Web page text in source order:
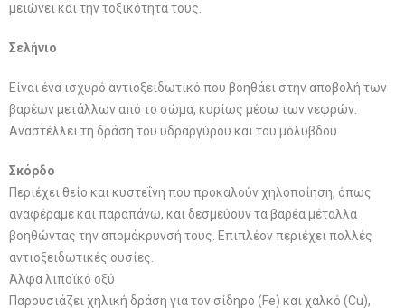
μειώνει και την τοξικότητά τους.
Σελήνιο
Είναι ένα ισχυρό αντιοξειδωτικό που βοηθάει στην αποβολή των
βαρέων μετάλλων από το σώμα, κυρίως μέσω των νεφρών.
Αναστέλλει τη δράση του υδραργύρου και του μόλυβδου.
Σκόρδο
Περιέχει θείο και κυστεΐνη που προκαλούν χηλοποίηση, όπως
αναφέραμε και παραπάνω, και δεσμεύουν τα βαρέα μέταλλα
βοηθώντας την απομάκρυνσή τους. Επιπλέον περιέχει πολλές
αντιοξειδωτικές ουσίες.
Άλφα λιποϊκό οξύ
Παρουσιάζει χηλική δράση για τον σίδηρο (Fe) και χαλκό (Cu),